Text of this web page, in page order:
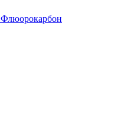
Флюорокарбон